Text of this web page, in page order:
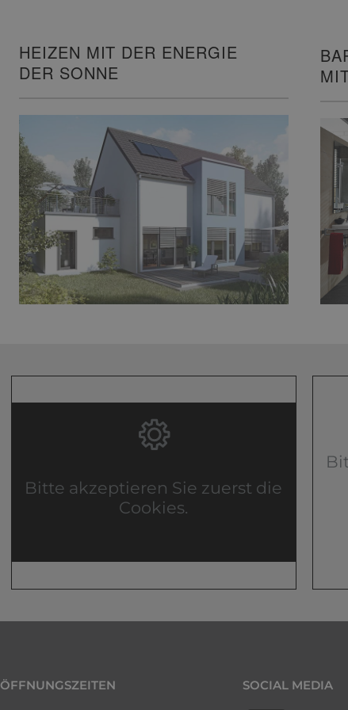
HEIZEN MIT DER ENERGIE
DER SONNE
Bitte akzeptieren Sie zuerst die
Cookies.
ÖFFNUNGSZEITEN SOCIAL MEDIA